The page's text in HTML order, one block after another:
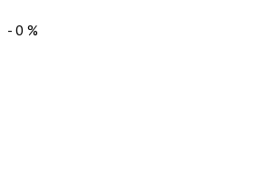
- 0 %